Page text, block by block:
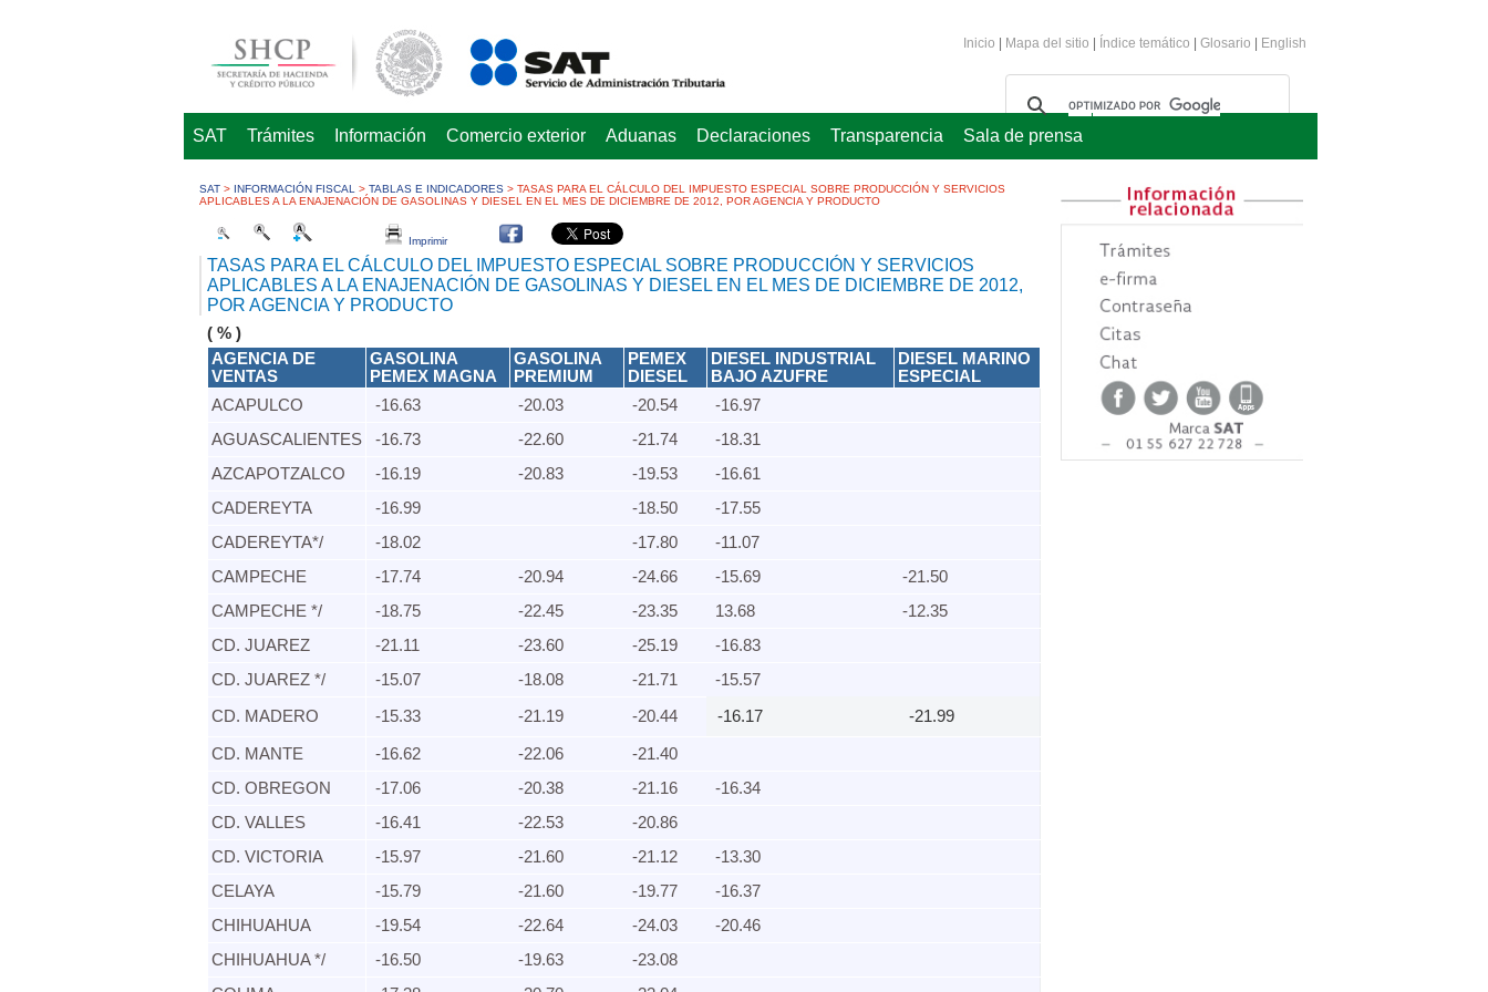
Inicio | Mapa del sitio | Índice temático | Glosario | English
SAT Trámites Información Comercio exterior Aduanas Declaraciones Transparencia Sala de prensa
SAT > INFORMACIÓN FISCAL > TABLAS E INDICADORES > TASAS PARA EL CÁLCULO DEL IMPUESTO ESPECIAL SOBRE PRODUCCIÓN Y SERVICIOS
APLICABLES A LA ENAJENACIÓN DE GASOLINAS Y DIESEL EN EL MES DE DICIEMBRE DE 2012, POR AGENCIA Y PRODUCTO
Imprimir
TASAS PARA EL CÁLCULO DEL IMPUESTO ESPECIAL SOBRE PRODUCCIÓN Y SERVICIOS
APLICABLES A LA ENAJENACIÓN DE GASOLINAS Y DIESEL EN EL MES DE DICIEMBRE DE 2012,
POR AGENCIA Y PRODUCTO
( % )
AGENCIA DE
VENTAS
GASOLINA
PEMEX MAGNA
GASOLINA
PREMIUM
PEMEX
DIESEL
DIESEL INDUSTRIAL
BAJO AZUFRE
DIESEL MARINO
ESPECIAL
ACAPULCO​
-16.63 -20.03 -20.54
-16.97
AGUASCALIENTES​
-16.73 -22.60 -21.74
-18.31
AZCAPOTZALCO​
-16.19 -20.83 -19.53
-16.61
CADEREYTA​
-16.99 -18.50
-17.55
CADEREYTA*/​
-18.02 -17.80
-11.07
CAMPECHE ​
-17.74 -20.94 -24.66 -15.69
-21.50
CAMPECHE */​
-18.75 -22.45 -23.35 13.68
-12.35
CD. JUAREZ​
-21.11 -23.60 -25.19
-16.83​
CD. JUAREZ */​
-15.07 -18.08 -21.71 -15.57
CD. MADERO ​ -15.33 -21.19 -20.44 -16.17 -21.99
CD. MANTE​ -16.62 -22.06
-21.40
CD. OBREGON​
-17.06 -20.38 -21.16
-16.34
CD. VALLES​
-16.41 -22.53
-20.86
CD. VICTORIA​
-15.97 -21.60 -21.12
-13.30
CELAYA​
-15.79 -21.60 -19.77
-16.37
CHIHUAHUA​
-19.54 -22.64 -24.03
-20.46
CHIHUAHUA */​
-16.50 -19.63
-23.08